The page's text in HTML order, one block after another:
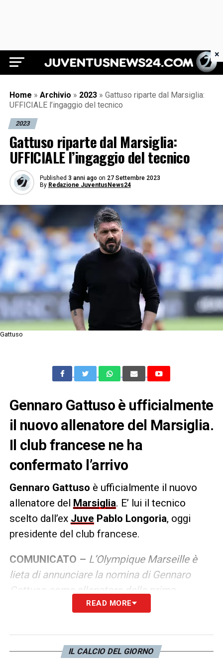
Juventus News 24
Home » Archivio » 2023 » Gattuso riparte dal Marsiglia:
UFFICIALE l’ingaggio del tecnico
2023
Gattuso riparte dal Marsiglia:
UFFICIALE l’ingaggio del tecnico
Published 3 anni ago on 27 Settembre 2023
By Redazione JuventusNews24
Gattuso
Gennaro Gattuso è ufficialmente
il nuovo allenatore del Marsiglia.
Il club francese ne ha
confermato l’arrivo
Gennaro Gattuso è ufficialmente il nuovo
allenatore del Marsiglia. E’ lui il tecnico
scelto dall’ex Juve Pablo Longoria, oggi
presidente del club francese.
COMUNICATO – L’Olympique Marseille è
lieta di annunciare la nomina di Gennaro
Gattuso come allenatore della prima
squadra. Campione del mondo con l’Italia
il Milan nel 2003 e nel 2007, Gennaro
Gattuso è una figura iconica del calcio
READ MORE
IL CALCIO DEL GIORNO
×